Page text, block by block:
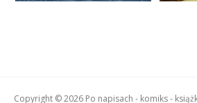
Copyright © 2026 Po napisach - komiks -